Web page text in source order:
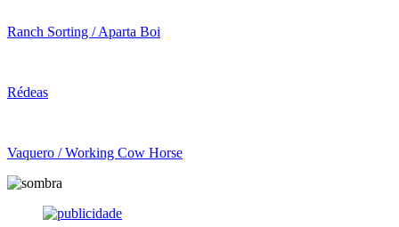
Ranch Sorting / Aparta Boi
Rédeas
Vaquero / Working Cow Horse